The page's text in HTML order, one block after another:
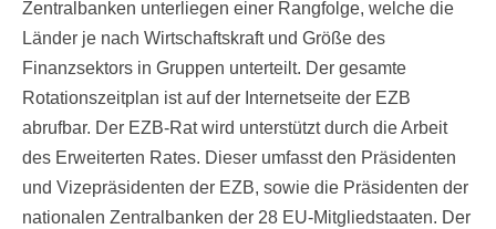
Zentralbanken unterliegen einer Rangfolge, welche die
Länder je nach Wirtschaftskraft und Größe des
Finanzsektors in Gruppen unterteilt. Der gesamte
Rotationszeitplan ist auf der Internetseite der EZB
abrufbar. Der EZB-Rat wird unterstützt durch die Arbeit
des Erweiterten Rates. Dieser umfasst den Präsidenten
und Vizepräsidenten der EZB, sowie die Präsidenten der
nationalen Zentralbanken der 28 EU-Mitgliedstaaten. Der